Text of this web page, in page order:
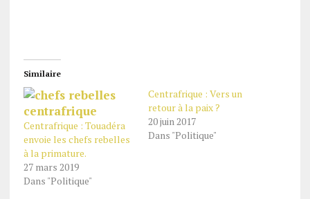
Similaire
Centrafrique : Touadéra
envoie les chefs rebelles
à la primature.
27 mars 2019
Dans "Politique"
Centrafrique : Vers un
retour à la paix ?
20 juin 2017
Dans "Politique"